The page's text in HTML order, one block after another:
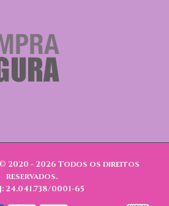
2020 - 2026 Todos os direitos
reservados.
24.041.738/0001-65